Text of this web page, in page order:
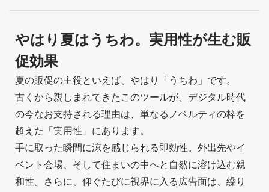
やはり夏はうちわ。実用性が生む販
促効果
夏の販促の主役といえば、やはり「うちわ」です。
古くから親しまれてきたこのツールが、デジタル時代
の今なお支持される理由は、単なるノベルティの枠を
超えた「実用性」にあります。
手に取った瞬間に涼を感じられる即効性。外出先やイ
ベント会場、そして住まいの中へと自然に溶け込む親
和性。さらに、仰ぐたびに視界に入る広告面は、繰り